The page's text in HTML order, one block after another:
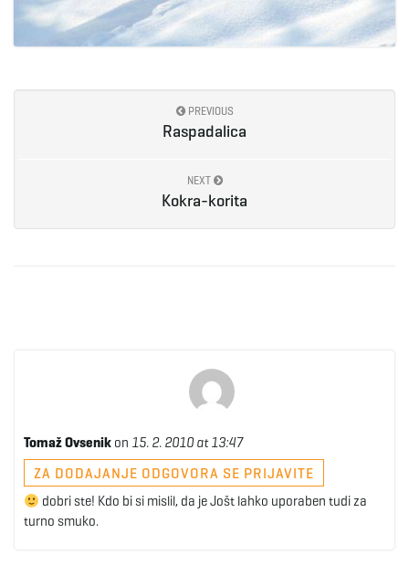
PREVIOUS
Raspadalica
NEXT
Kokra-korita
Tomaž Ovsenik on 15. 2. 2010 at 13:47
ZA DODAJANJE ODGOVORA SE PRIJAVITE
dobri ste! Kdo bi si mislil, da je Jošt lahko uporaben tudi za
turno smuko.